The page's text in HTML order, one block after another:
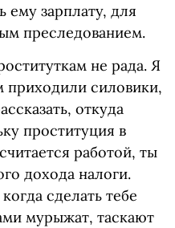
ему зарплату, для
преследованием.
не рада. Я
приходили силовики,
откуда
проституция в
работой, ты
дохода налоги.
сделать тебе
мурыжат, таскают